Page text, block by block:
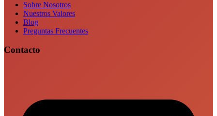
Sobre Nosotros
Nuestros Valores
Blog
Preguntas Frecuentes
Contacto